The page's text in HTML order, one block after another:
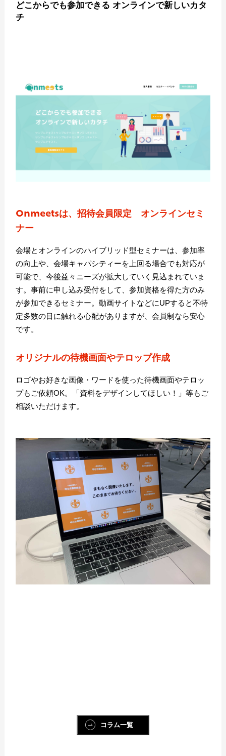
どこからでも参加できる オンラインで新しいカタ
チ
Onmeetsは、招待会員限定 オンラインセミ
ナー
会場とオンラインのハイブリッド型セミナーは、参加率
の向上や、会場キャパシティーを上回る場合でも対応が
可能で、今後益々ニーズが拡大していく見込まれていま
す。事前に申し込み受付をして、参加資格を得た方のみ
が参加できるセミナー。動画サイトなどにUPすると不特
定多数の目に触れる心配がありますが、会員制なら安心
です。
オリジナルの待機画面やテロップ作成
ロゴやお好きな画像・ワードを使った待機画面やテロッ
プもご依頼OK。「資料をデザインしてほしい！」等もご
相談いただけます。
コラム一覧